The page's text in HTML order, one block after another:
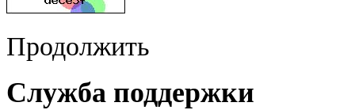
Продолжить
Служба поддержки